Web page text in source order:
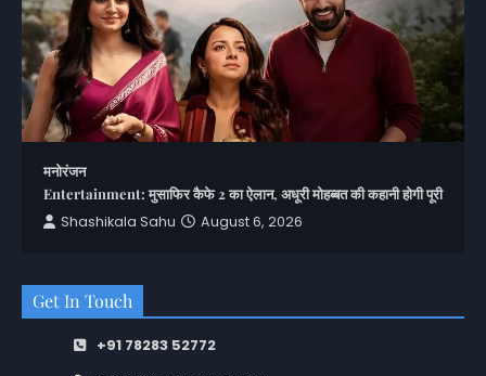
मनोरंजन
Entertainment: मुसाफिर कैफे 2 का ऐलान, अधूरी मोहब्बत की कहानी होगी पूरी
Shashikala Sahu
August 6, 2026
Get In Touch
+91 78283 52772